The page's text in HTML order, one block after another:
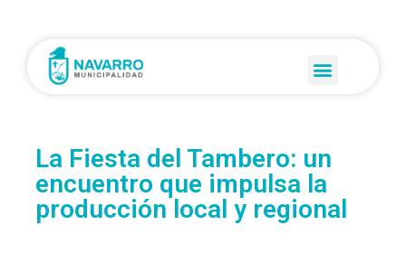
La Fiesta del Tambero: un
encuentro que impulsa la
producción local y regional